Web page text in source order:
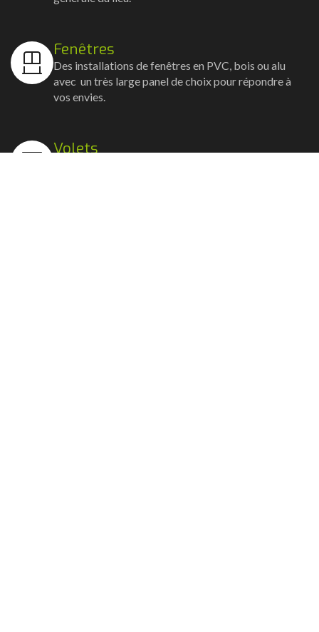
Fenêtres
Des installations de fenêtres en PVC, bois ou alu
avec un très large panel de choix pour répondre à
vos envies.
Volets